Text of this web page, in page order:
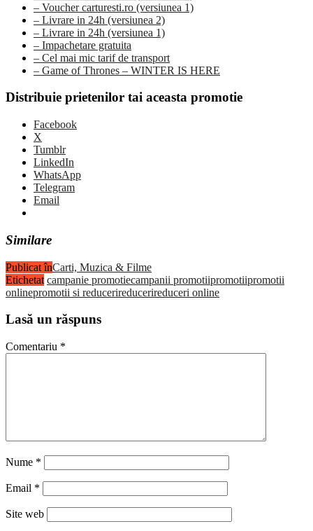
– Voucher carturesti.ro (versiunea 1)
– Livrare in 24h (versiunea 2)
– Livrare in 24h (versiunea 1)
– Impachetare gratuita
– Cel mai mic tarif de transport
– Game of Thrones – WINTER IS HERE
Distribuie prietenilor tai aceasta promotie
Facebook
X
Tumblr
LinkedIn
WhatsApp
Telegram
Email
Similare
Publicat înCarti, Muzica & Filme
Etichetat campanie promotiecampanii promotiipromotiipromotii
onlinepromotii si reducerireducerireduceri online
Lasă un răspuns
Comentariu *
Nume *
Email *
Site web